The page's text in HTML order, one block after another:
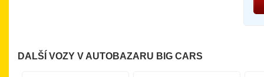
DALŠÍ VOZY V AUTOBAZARU BIG CARS